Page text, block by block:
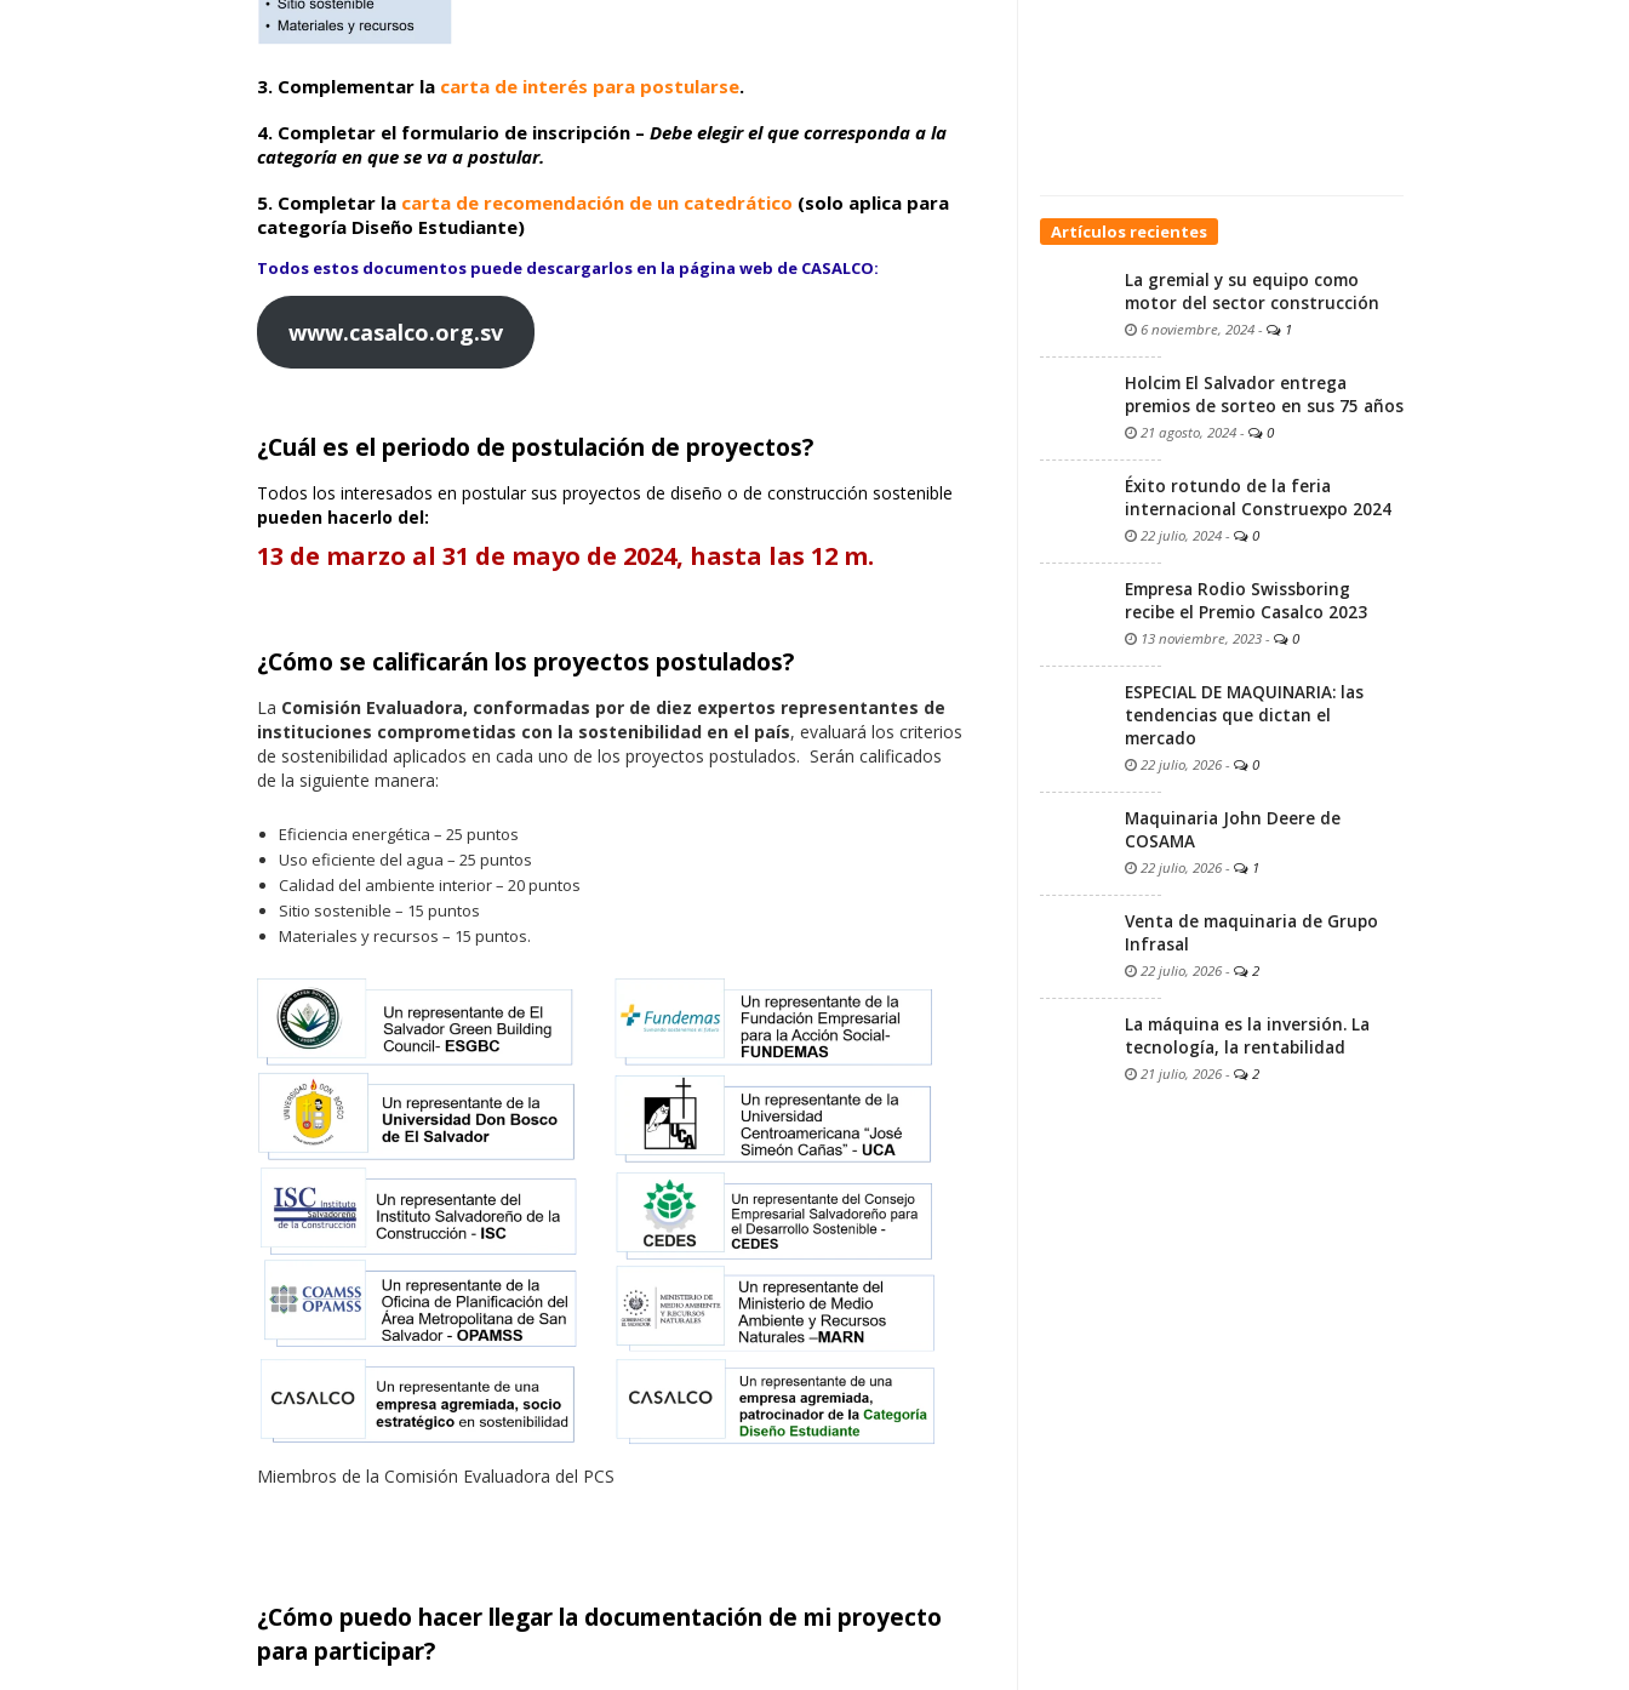
3. Complementar la carta de interés para postularse.
4. Completar el formulario de inscripción – Debe elegir el que corresponda a la
categoría en que se va a postular.
5. Completar la carta de recomendación de un catedrático (solo aplica para
categoría Diseño Estudiante)
Todos estos documentos puede descargarlos en la página web de CASALCO:
www.casalco.org.sv
¿Cuál es el periodo de postulación de proyectos?
Todos los interesados en postular sus proyectos de diseño o de construcción sostenible
pueden hacerlo del:
13 de marzo al 31 de mayo de 2024, hasta las 12 m.
¿Cómo se calificarán los proyectos postulados?
La Comisión Evaluadora, conformadas por de diez expertos representantes de
instituciones comprometidas con la sostenibilidad en el país, evaluará los criterios
de sostenibilidad aplicados en cada uno de los proyectos postulados. Serán calificados
de la siguiente manera:
Eficiencia energética – 25 puntos
Uso eficiente del agua – 25 puntos
Calidad del ambiente interior – 20 puntos
Sitio sostenible – 15 puntos
Materiales y recursos – 15 puntos.
Miembros de la Comisión Evaluadora del PCS
¿Cómo puedo hacer llegar la documentación de mi proyecto
para participar?
Artículos recientes
La gremial y su equipo como
motor del sector construcción
6 noviembre, 2024 - 1
Holcim El Salvador entrega
premios de sorteo en sus 75 años
21 agosto, 2024 - 0
Éxito rotundo de la feria
internacional Construexpo 2024
22 julio, 2024 - 0
Empresa Rodio Swissboring
recibe el Premio Casalco 2023
13 noviembre, 2023 - 0
ESPECIAL DE MAQUINARIA: las
tendencias que dictan el
mercado
22 julio, 2026 - 0
Maquinaria John Deere de
COSAMA
22 julio, 2026 - 1
Venta de maquinaria de Grupo
Infrasal
22 julio, 2026 - 2
La máquina es la inversión. La
tecnología, la rentabilidad
21 julio, 2026 - 2